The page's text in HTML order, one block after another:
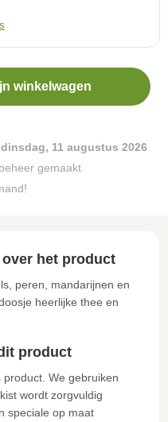
winkelwagen
dinsdag, 11 augustus 2026
gemaakt
het product
peren, mandarijnen en
heerlijke thee en
product
We gebruiken
wordt zorgvuldig
speciale op maat